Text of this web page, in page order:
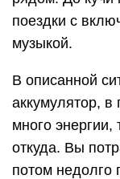
поездки с
музыкой.
В описанной
аккумулятор, в
много энергии,
откуда. Вы
потом недолго